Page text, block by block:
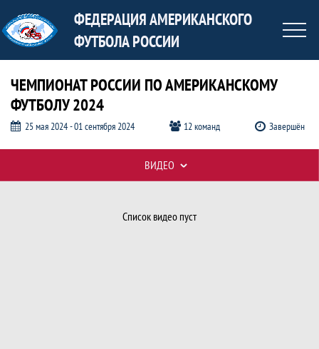
ФЕДЕРАЦИЯ АМЕРИКАНСКОГО
ФУТБОЛА РОССИИ
ЧЕМПИОНАТ РОССИИ ПО АМЕРИКАНСКОМУ
ФУТБОЛУ 2024
25 мая 2024 - 01 сентября 2024 12 команд Завершён
Список видео пуст
ВИДЕО